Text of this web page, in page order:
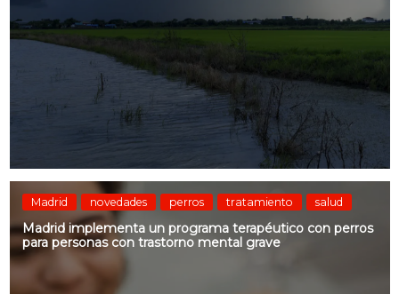
Madrid novedades perros tratamiento salud
Madrid implementa un programa terapéutico con perros
para personas con trastorno mental grave